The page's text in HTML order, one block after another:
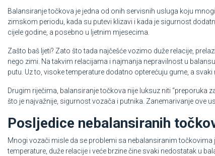
Balansiranje točkova je jedna od onih servisnih usluga koju
zimskom periodu, kada su putevi klizavi i kada je sigurnost
cijele godine, a posebno u ljetnim mjesecima.
Zašto baš ljeti? Zato što tada najčešće vozimo duže relacije,
nego zimi. Na takvim relacijama i najmanja nepravilnost u
putu. Uz to, visoke temperature dodatno opterećuju gume, a
Drugim riječima, balansiranje točkova nije luksuz niti “preporuka
što je najvažnije, sigurnost vozača i putnika. Zanemarivanje ove
Posljedice nebalansiranih
Mnogi vozači misle da se problemi sa nebalansiranim
temperature, duže relacije i veće brzine čine svaki nedostatak u